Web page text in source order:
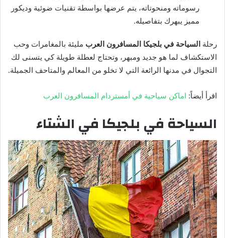
رسوماته ومنحوتاته، يتم عرضها بواسطة تقنيات ضوئية وديكور
مميز يبهرك بتفاصيله.
رحلة السياحة في بلجيكا المسافرون العرب مليئة بالمغامرات وحب
الاستكشاف لما هو جديد ومبهر، وتحتاج لعطلة طويلة كي يتسنى لك
التجوال في مدنها الرائعة التي لا تخلو من المعالم والمتاحف الجميلة.
اقرأ أيضاً: اماكن سياحية في أمستردام المسافرون العرب
السياحة في بلجيكا في الشتاء